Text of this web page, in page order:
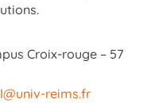
Croix-rouge – 57
reims.fr